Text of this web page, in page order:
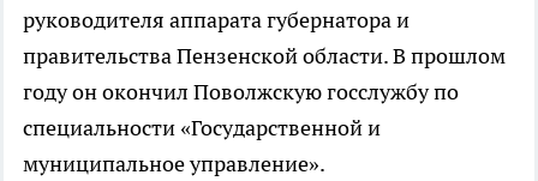
руководителя аппарата губернатора и
правительства Пензенской области. В прошлом
году он окончил Поволжскую госслужбу по
специальности «Государственной и
муниципальное управление».